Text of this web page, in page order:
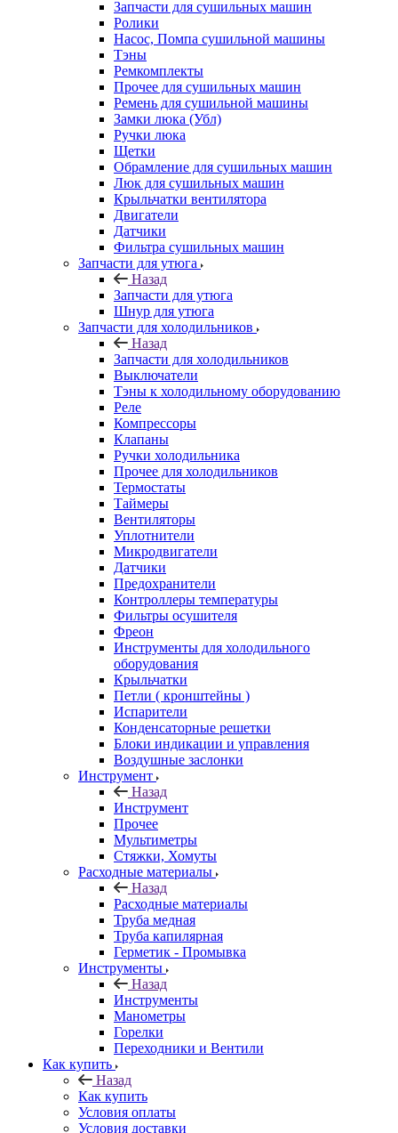
Запчасти для сушильных машин
Ролики
Насос, Помпа сушильной машины
Тэны
Ремкомплекты
Прочее для сушильных машин
Ремень для сушильной машины
Замки люка (Убл)
Ручки люка
Щетки
Обрамление для сушильных машин
Люк для сушильных машин
Крыльчатки вентилятора
Двигатели
Датчики
Фильтра сушильных машин
Запчасти для утюга
Назад
Запчасти для утюга
Шнур для утюга
Запчасти для холодильников
Назад
Запчасти для холодильников
Выключатели
Тэны к холодильному оборудованию
Реле
Компрессоры
Клапаны
Ручки холодильника
Прочее для холодильников
Термостаты
Таймеры
Вентиляторы
Уплотнители
Микродвигатели
Датчики
Предохранители
Контроллеры температуры
Фильтры осушителя
Фреон
Инструменты для холодильного
оборудования
Крыльчатки
Петли ( кронштейны )
Испарители
Конденсаторные решетки
Блоки индикации и управления
Воздушные заслонки
Инструмент
Назад
Инструмент
Прочее
Мультиметры
Стяжки, Хомуты
Расходные материалы
Назад
Расходные материалы
Труба медная
Труба капилярная
Герметик - Промывка
Инструменты
Назад
Инструменты
Манометры
Горелки
Переходники и Вентили
Как купить
Назад
Как купить
Условия оплаты
Условия доставки